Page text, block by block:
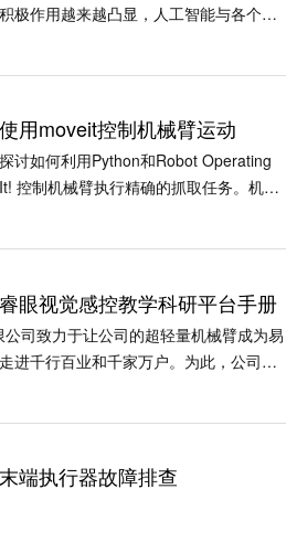
极作用越来越凸显，人工智能与各个行
产业转型升级的重要方式之一。
用moveit控制机械臂运动
讨如何利用Python和Robot Operating
控制机械臂执行精确的抓取任务。机械
务以及研究领域扮演着越来越关键的角
眼视觉感控教学科研平台手册
司致力于让公司的超轻量机械臂成为易
进千行百业和千家万户。为此，公司开
了用（视觉）机械臂进行识别、定位
端执行器故障排查